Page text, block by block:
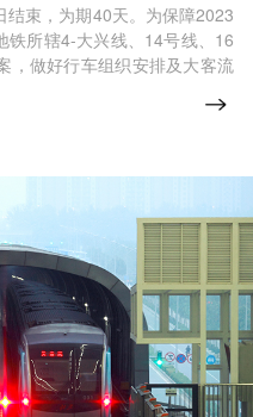
束，为期40天。为保障2023
铁所辖4-大兴线、14号线、16
，做好行车组织安排及大客流
5502.1万人次，同比2022年春